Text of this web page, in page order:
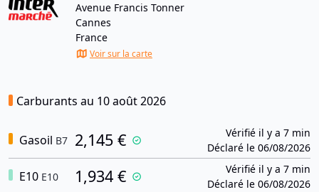
Avenue Francis Tonner
Cannes
France
Voir sur la carte
Carburants au 10 août 2026
Gasoil B7 2,145 €
Vérifié il y a 7 min
Déclaré le 06/08/2026
E10 E10 1,934 €
Vérifié il y a 7 min
Déclaré le 06/08/2026